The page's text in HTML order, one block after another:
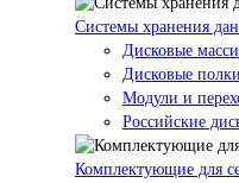
Системы хранения
Дисковые
Дисковые полки
Модули и
Российские
Комплектующие для